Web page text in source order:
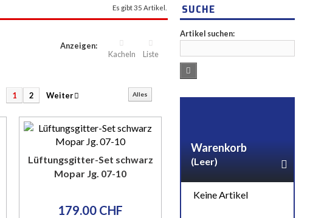
Es gibt 35 Artikel.
Anzeigen:
Kacheln
Liste
Alles
1 2 Weiter
Lüftungsgitter-Set schwarz
Mopar Jg. 07-10
179.00 CHF
SUCHE
Artikel suchen:
Warenkorb
(Leer)
Keine Artikel